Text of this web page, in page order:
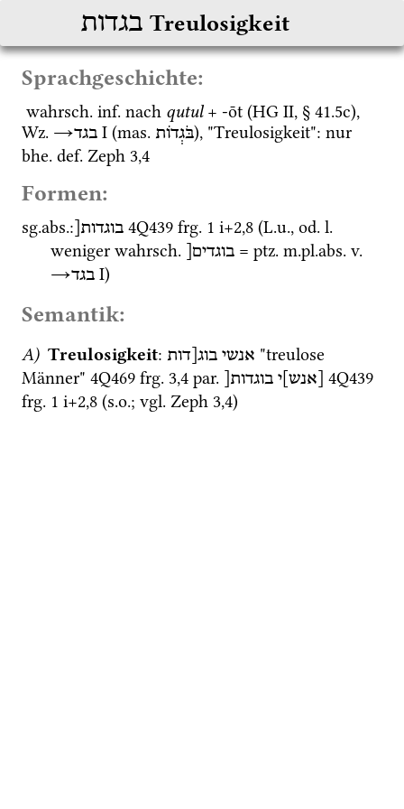
בגדות Treulosigkeit
Sprachgeschichte:
wahrsch. inf. nach qutul + -ōt (HG II
Wz. →בגד ‎ I (mas. בֹּגְדֹות
bhe. def. Zeph 3,4
Formen:
sg.abs.: בוגדות[ 4Q439 frg. 1 i+2,8 (L.u., od. l.
weniger wahrsch. בוגדים[ = ptz. m.pl.abs. v.
→בגד ‎ I)
Semantik:
A) Treulosigkeit: אנשי בוג[דות
"treulose
Männer" 4Q469 frg. 3,4 par. [אנש]י בוגדות[
4Q439
frg. 1 i+2,8 (s.o.; vgl. Zeph 3,4)